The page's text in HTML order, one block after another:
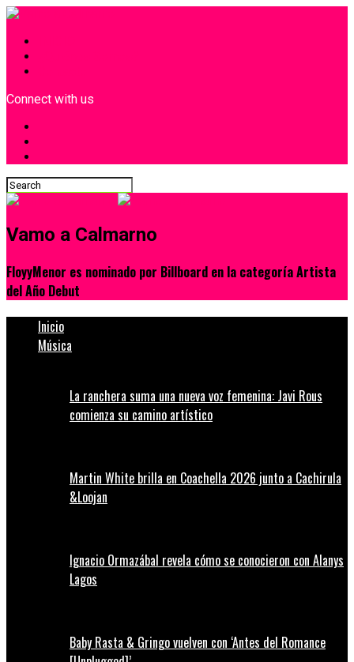
Connect with us
Vamo a Calmarno
FloyyMenor es nominado por Billboard en la categoría Artista
del Año Debut
Inicio
Música
La ranchera suma una nueva voz femenina: Javi Rous
comienza su camino artístico
Martin White brilla en Coachella 2026 junto a Cachirula
&Loojan
Ignacio Ormazábal revela cómo se conocieron con Alanys
Lagos
Baby Rasta & Gringo vuelven con ‘Antes del Romance